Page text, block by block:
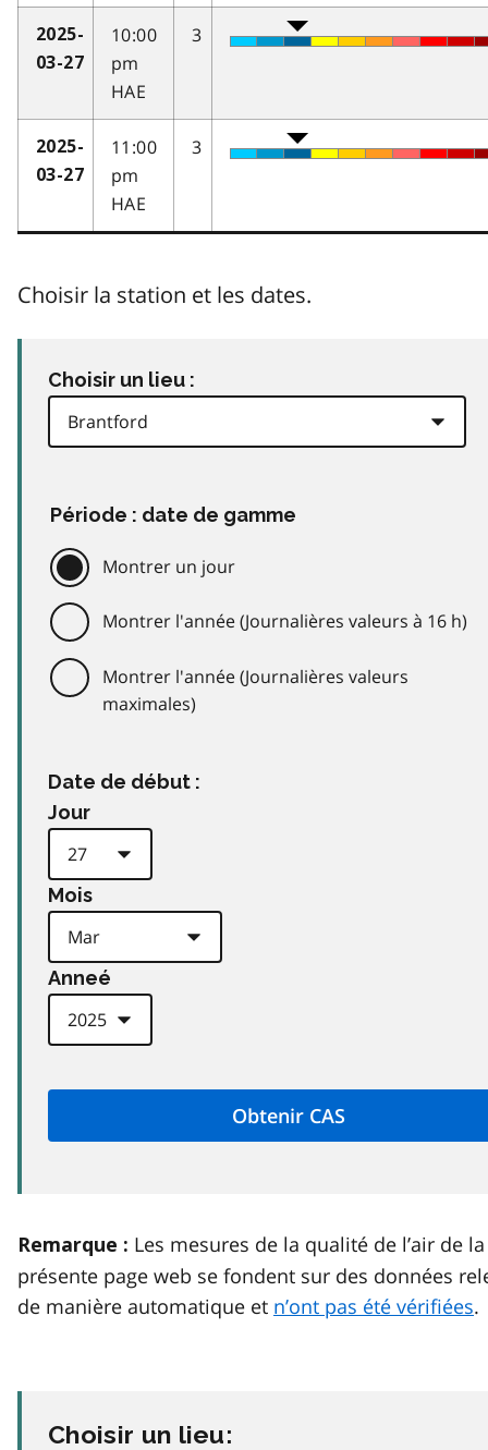
2025-
03-27
10:00
pm
HAE
3
2025-
03-27
11:00
pm
HAE
3
Choisir la station et les dates.
Choisir un lieu :
Période : date de gamme
Montrer un jour
Montrer l'année (Journalières valeurs à 16 h)
Montrer l'année (Journalières valeurs
maximales)
Date de début :
Jour
Mois
Anneé
Remarque : Les mesures de la qualité de l’air de la
présente page web se fondent sur des données
de manière automatique et n’ont pas été vérifiées.
Choisir un lieu: